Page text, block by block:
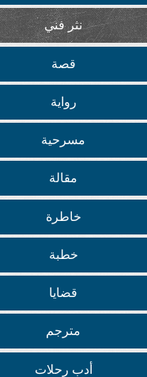
نثر فني
قصة
رواية
مسرحية
مقالة
خاطرة
خطبة
قضايا
مترجم
أدب رحلات